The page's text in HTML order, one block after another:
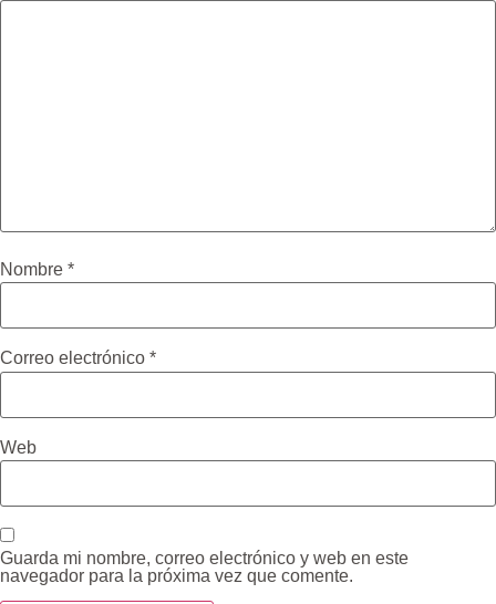
Nombre *
Correo electrónico *
Web
Guarda mi nombre, correo electrónico y web en este
navegador para la próxima vez que comente.